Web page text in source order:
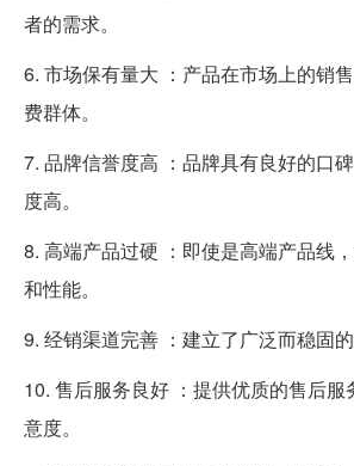
者的需求。
6. 市场保有量大 ：产品在市场上的销
费群体。
7. 品牌信誉度高 ：品牌具有良好的口
度高。
8. 高端产品过硬 ：即使是高端产品线
和性能。
9. 经销渠道完善 ：建立了广泛而稳固的
10. 售后服务良好 ：提供优质的售后
意度。